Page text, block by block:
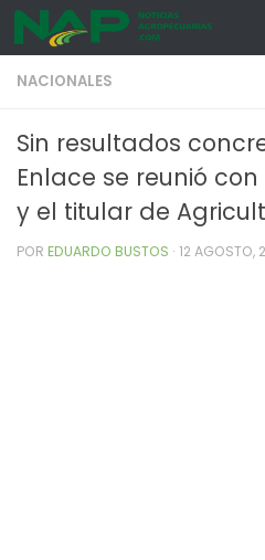
Skip to content
NACIONALES
Sin resultados
Enlace se reunió
y el titular de
POR EDUARDO BUSTOS · 12 AGOSTO,